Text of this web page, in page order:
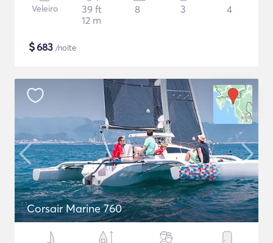
Veleiro
39 ft
12 m
8 3 4
$683 /noite
Corsair Marine 760